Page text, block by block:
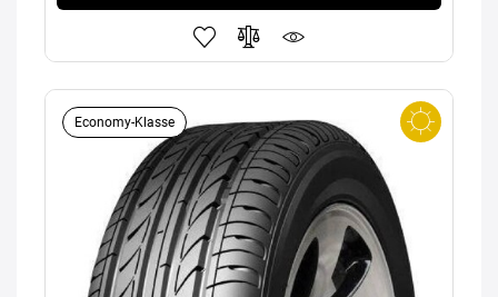
Economy-Klasse